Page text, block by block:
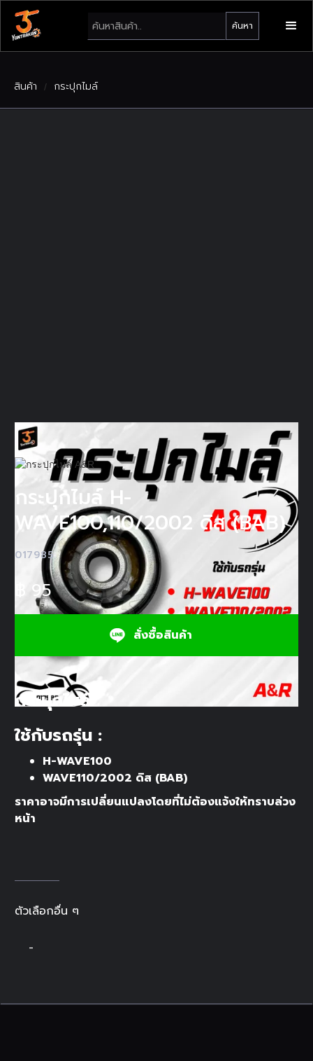
สินค้า / กระปุกไมล์
กระปุกไมล์ H-
WAVE100,110/2002 ดิส (BAB)
017985
95
สั่งซื้อสินค้า
กระปุกไมล์
ใช้กับรถรุ่น :
H-WAVE100
WAVE110/2002 ดิส (BAB)
ราคาอาจมีการเปลี่ยนแปลงโดยที่ไม่ต้องแจ้งให้ทราบล่วง
หน้า
ตัวเลือกอื่น ๆ
-